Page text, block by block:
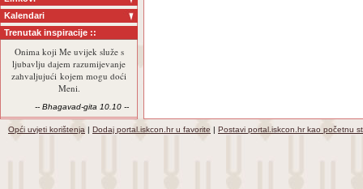
Kalendari
Trenutak inspiracije ::
Onima koji Me uvijek služe s
ljubavlju dajem razumijevanje
zahvaljujući kojem mogu doći
Meni.
-- Bhagavad-gita 10.10 --
Opći uvjeti korištenja | Dodaj portal.iskcon.hr u favorite | Postavi portal.iskcon.hr kao početnu